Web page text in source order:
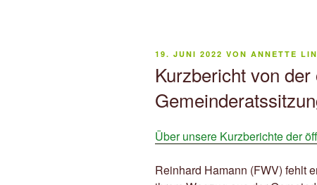
VERÖFFENTLICHT
19. JUNI 2022 VON ANNETTE
Kurzbericht von
Über unsere Kurzberichte der
Reinhard Hamann (FWV) fehlt